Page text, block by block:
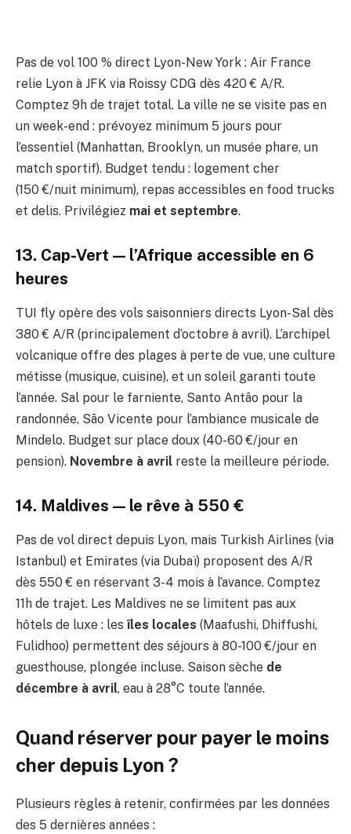
Pas de vol 100 % direct Lyon-New York : Air France
relie Lyon à JFK via Roissy CDG dès 420 € A/R.
Comptez 9h de trajet total. La ville ne se visite pas en
un week-end : prévoyez minimum 5 jours pour
l’essentiel (Manhattan, Brooklyn, un musée phare, un
match sportif). Budget tendu : logement cher
(150 €/nuit minimum), repas accessibles en food trucks
et delis. Privilégiez mai et septembre.
13. Cap-Vert — l’Afrique accessible en 6
heures
TUI fly opère des vols saisonniers directs Lyon-Sal dès
380 € A/R (principalement d’octobre à avril). L’archipel
volcanique offre des plages à perte de vue, une culture
métisse (musique, cuisine), et un soleil garanti toute
l’année. Sal pour le farniente, Santo Antão pour la
randonnée, São Vicente pour l’ambiance musicale de
Mindelo. Budget sur place doux (40-60 €/jour en
pension). Novembre à avril reste la meilleure période.
14. Maldives — le rêve à 550 €
Pas de vol direct depuis Lyon, mais Turkish Airlines (via
Istanbul) et Emirates (via Dubaï) proposent des A/R
dès 550 € en réservant 3-4 mois à l’avance. Comptez
11h de trajet. Les Maldives ne se limitent pas aux
hôtels de luxe : lesîles locales (Maafushi, Dhiffushi,
Fulidhoo) permettent des séjours à 80-100 €/jour en
guesthouse, plongée incluse. Saison sèche de
décembre à avril, eau à 28°C toute l’année.
Quand réserver pour payer le moins
cher depuis Lyon ?
Plusieurs règles à retenir, confirmées par les données
des 5 dernières années :